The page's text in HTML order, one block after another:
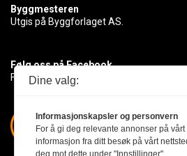
Byggmesteren
Utgis på Byggforlaget AS.
Følg oss på Facebook
Få med deg det siste innen
Dine valg:
Informasjonskapsler og personvern
For å gi deg relevante annonser på
informasjon fra ditt besøk på vårt
deg mot dette under "Innstillinger".